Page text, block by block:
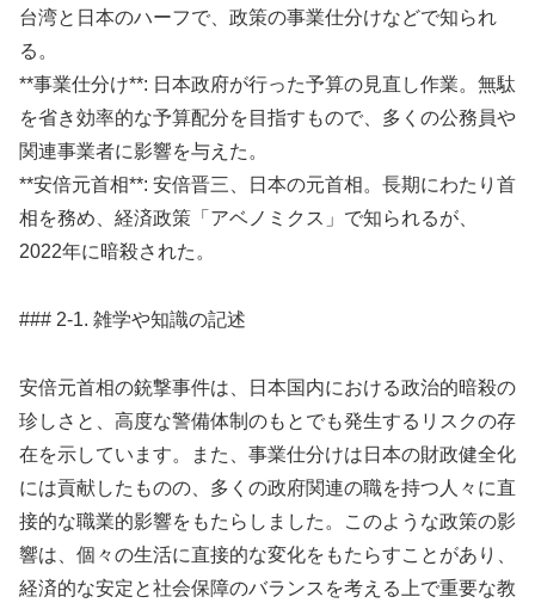
台湾と日本のハーフで、政策の事業仕分けなどで知られ
る。
**事業仕分け**: 日本政府が行った予算の見直し作業。無駄
を省き効率的な予算配分を目指すもので、多くの公務員や
関連事業者に影響を与えた。
**安倍元首相**: 安倍晋三、日本の元首相。長期にわたり首
相を務め、経済政策「アベノミクス」で知られるが、
2022年に暗殺された。
### 2-1. 雑学や知識の記述
安倍元首相の銃撃事件は、日本国内における政治的暗殺の
珍しさと、高度な警備体制のもとでも発生するリスクの存
在を示しています。また、事業仕分けは日本の財政健全化
には貢献したものの、多くの政府関連の職を持つ人々に直
接的な職業的影響をもたらしました。このような政策の影
響は、個々の生活に直接的な変化をもたらすことがあり、
経済的な安定と社会保障のバランスを考える上で重要な教